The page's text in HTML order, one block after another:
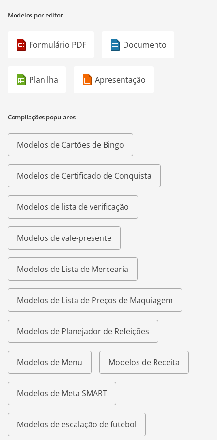
Modelos por editor
Formulário PDF Documento
Planilha Apresentação
Compilações populares
Modelos de Cartões de Bingo
Modelos de Certificado de Conquista
Modelos de lista de verificação
Modelos de vale-presente
Modelos de Lista de Mercearia
Modelos de Lista de Preços de Maquiagem
Modelos de Planejador de Refeições
Modelos de Menu Modelos de Receita
Modelos de Meta SMART
Modelos de escalação de futebol